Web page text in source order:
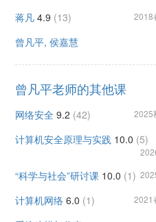
蒋凡 4.9 (13) 2018
曾凡平, 侯嘉慧
曾凡平老师的其他课
网络安全 9.2 (42) 2025
计算机安全原理与实践 10.0 (5)
“科学与社会”研讨课 10.0 (1)
计算机网络 6.0 (1) 2021